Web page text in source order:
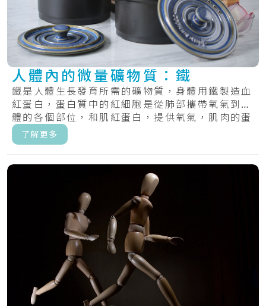
人體內的微量礦物質：鐵
鐵是人體生長發育所需的礦物質，身體用鐵製造血
紅蛋白，蛋白質中的紅細胞是從肺部攜帶氧氣到身
體的各個部位，和肌紅蛋白，提供氧氣，肌肉的蛋
白質.....
了解更多